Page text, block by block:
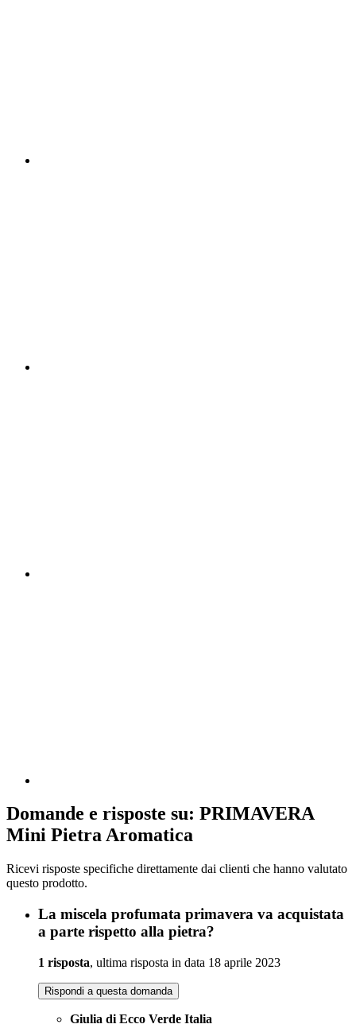
Domande e risposte su: PRIMAVERA
Mini Pietra Aromatica
Ricevi risposte specifiche direttamente dai clienti che hanno valutato
questo prodotto.
La miscela profumata primavera va acquistata
a parte rispetto alla pietra?
1 risposta, ultima risposta in data 18 aprile 2023
Rispondi a questa domanda
Giulia di Ecco Verde Italia